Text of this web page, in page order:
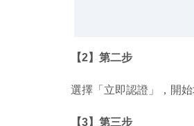
【2】第二步
選擇「立即認證」，開始
【3】第三步